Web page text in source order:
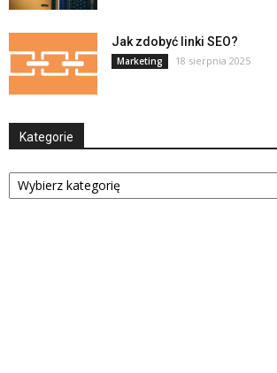
Jak zdobyć linki SEO?
Marketing 18 sierpnia 2025
Kategorie
Kategorie